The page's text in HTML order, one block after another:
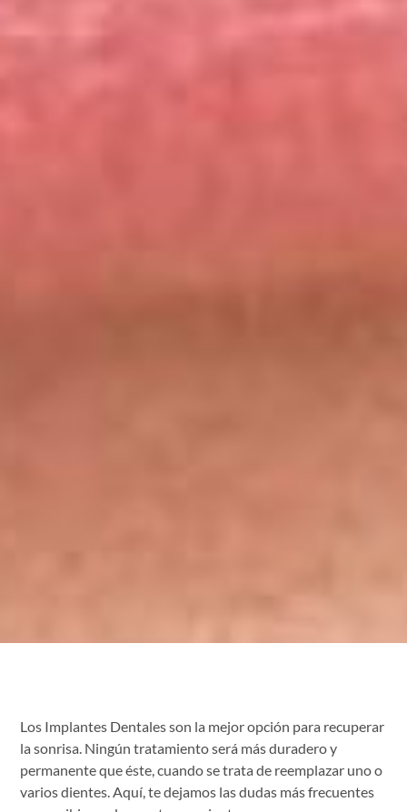
Los Implantes Dentales son la mejor opción para recuperar
la sonrisa. Ningún tratamiento será más duradero y
permanente que éste, cuando se trata de reemplazar uno o
varios dientes. Aquí, te dejamos las dudas más frecuentes